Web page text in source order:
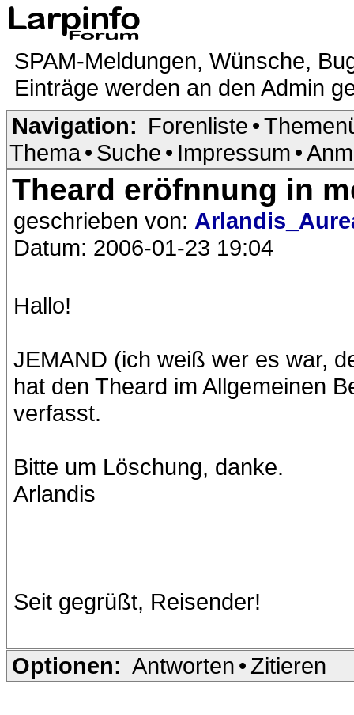
SPAM-Meldungen, Wünsche,
Einträge werden an den Admin
Navigation: Forenliste •
Thema• Suche • Impressum •
Theard eröfnnung in
geschrieben von:
Datum: 2006-01-23 19:04
Hallo!
JEMAND (ich weiß wer es war,
hat den Theard im Allgemeinen
verfasst.
Bitte um Löschung, danke.
Arlandis
Seit gegrüßt, Reisender!
Optionen: Antworten • Zitieren